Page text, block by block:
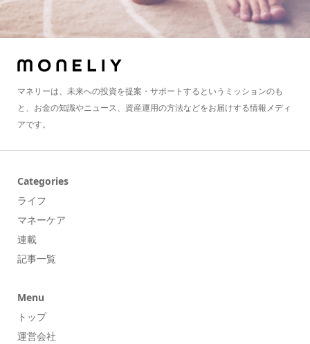
マネリーは、未来への投資を提案・サポートするというミッションのも
と、お金の知識やニュース、資産運用の方法などをお届けする情報メディ
アです。
Categories
ライフ
マネーケア
連載
記事一覧
Menu
トップ
運営会社